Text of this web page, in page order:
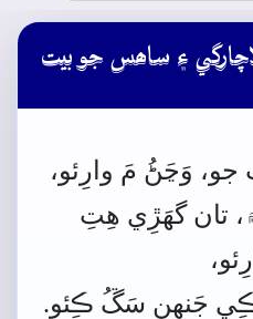
۽ ساھس جو بيت
جو، وَڃَڻُ مَ وارِئو،
تان گهَڙِي ھِتِ
جَنھِن سَڱُ ڪِئو.